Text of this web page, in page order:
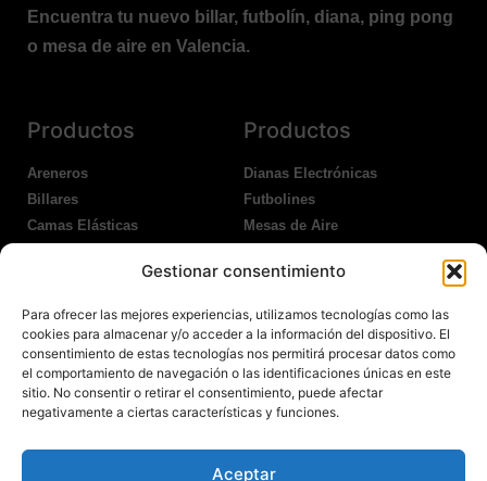
Gestionar consentimiento
Para ofrecer las mejores experiencias, utilizamos tecnologías como las
cookies para almacenar y/o acceder a la información del dispositivo. El
consentimiento de estas tecnologías nos permitirá procesar datos como
el comportamiento de navegación o las identificaciones únicas en este
sitio. No consentir o retirar el consentimiento, puede afectar
negativamente a ciertas características y funciones.
Aceptar
Encuentra tu nuevo billar, futbolín, diana, ping pong
o mesa de aire en Valencia.
Productos
Areneros
Billares
Camas Elásticas
Productos
Dianas Electrónicas
Futbolines
Mesas de Aire
Ping Pong Exterior
Nosotros
Atención al Cliente
Garantías
Contacto
Política Devoluciones
Legales
Aviso Legal
Política de Privacidad
Política de Cookies
Polítíca de RRSS